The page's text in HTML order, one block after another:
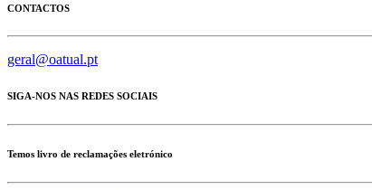
CONTACTOS
geral@oatual.pt
SIGA-NOS NAS REDES SOCIAIS
Temos livro de reclamações eletrónico